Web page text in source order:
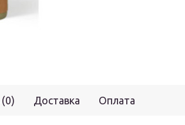
Доставка Оплата